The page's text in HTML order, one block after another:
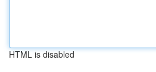
HTML is disabled